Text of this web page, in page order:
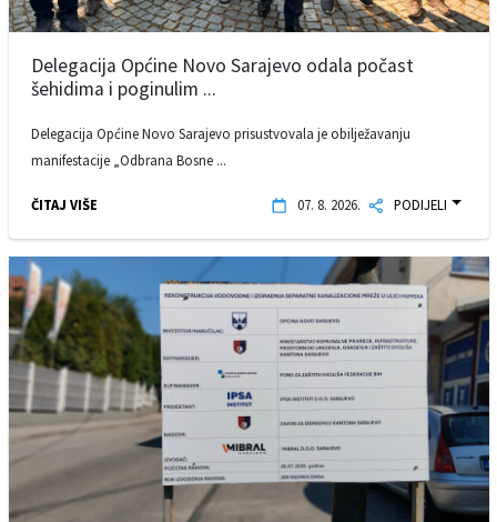
Delegacija Općine Novo Sarajevo odala počast
šehidima i poginulim ...
Delegacija Općine Novo Sarajevo prisustvovala je obilježavanju
manifestacije „Odbrana Bosne ...
ČITAJ VIŠE 07. 8. 2026. PODIJELI